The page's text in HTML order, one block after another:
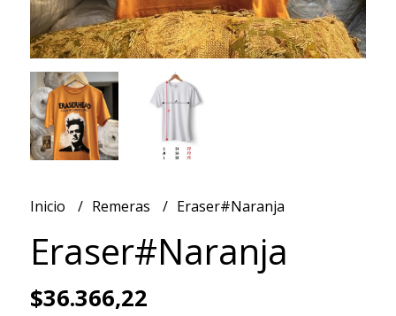
Inicio Remeras Eraser#Naranja
Eraser#Naranja
$36.366,22